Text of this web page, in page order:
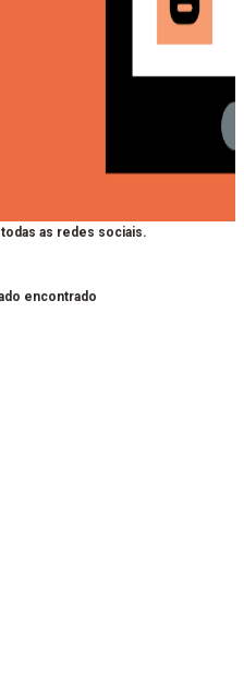
as redes sociais.
encontrado